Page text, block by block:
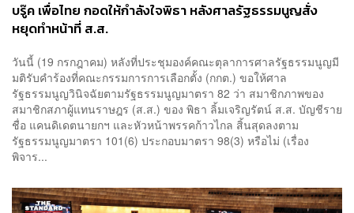
บรู๊ค เพื่อไทย กอดให้กำลังใจพิธา หลังศาลรัฐธรรมนูญสั่ง
หยุดทำหน้าที่ ส.ส.
วันนี้ (19 กรกฎาคม) หลังที่ประชุมองค์คณะตุลาการศาลรัฐธรรมนูญมี
มติรับคำร้องที่คณะกรรมการการเลือกตั้ง (กกต.) ขอให้ศาล
รัฐธรรมนูญวินิจฉัยตามรัฐธรรมนูญมาตรา 82 ว่า สมาชิกภาพของ
สมาชิกสภาผู้แทนราษฎร (ส.ส.) ของ พิธา ลิ้มเจริญรัตน์ ส.ส. บัญชีราย
ชื่อ แคนดิเดตนายกฯ และหัวหน้าพรรคก้าวไกล สิ้นสุดลงตาม
รัฐธรรมนูญมาตรา 101(6) ประกอบมาตรา 98(3) หรือไม่ (เรื่อง
พิจาร...